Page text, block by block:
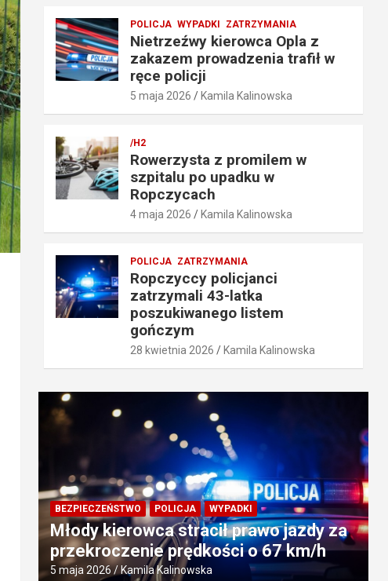
POLICJA WYPADKI ZATRZYMANIA
Nietrzeźwy kierowca Opla z
zakazem prowadzenia trafił w
ręce policji
5 maja 2026 Kamila Kalinowska
/H2
Rowerzysta z promilem w
szpitalu po upadku w
Ropczycach
4 maja 2026 Kamila Kalinowska
POLICJA ZATRZYMANIA
Ropczyccy policjanci
zatrzymali 43-latka
poszukiwanego listem
gończym
28 kwietnia 2026 Kamila Kalinowska
BEZPIECZEŃSTWO POLICJA WYPADKI
Młody kierowca stracił prawo jazdy za
przekroczenie prędkości o 67 km/h
5 maja 2026 Kamila Kalinowska